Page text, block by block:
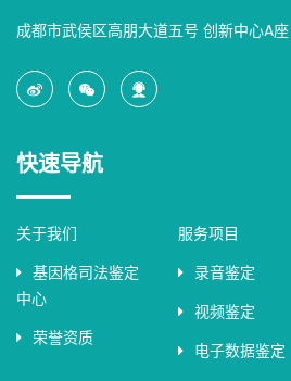
成都市武侯区高朋大道五号 创新中心A座
快速导航
关于我们
基因格司法鉴定
中心
荣誉资质
服务项目
录音鉴定
视频鉴定
电子数据鉴定